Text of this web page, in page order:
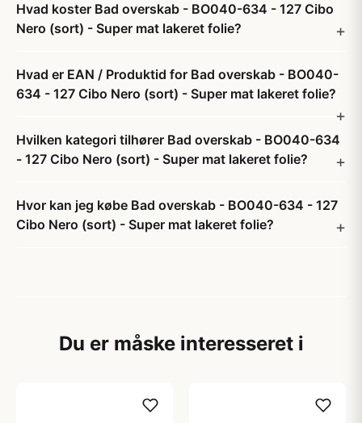
Hvad koster Bad overskab - BO040-634 - 127 Cibo
Nero (sort) - Super mat lakeret folie?
Hvad er EAN / Produktid for Bad overskab - BO040-
634 - 127 Cibo Nero (sort) - Super mat lakeret folie?
Hvilken kategori tilhører Bad overskab - BO040-634
- 127 Cibo Nero (sort) - Super mat lakeret folie?
Hvor kan jeg købe Bad overskab - BO040-634 - 127
Cibo Nero (sort) - Super mat lakeret folie?
Du er måske interesseret i